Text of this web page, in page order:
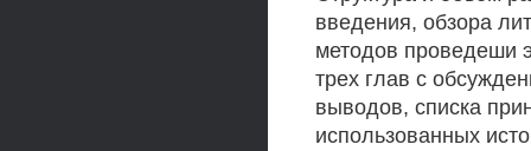
введения, обзора
методов проведеши
трех глав с
выводов, списка
использованных